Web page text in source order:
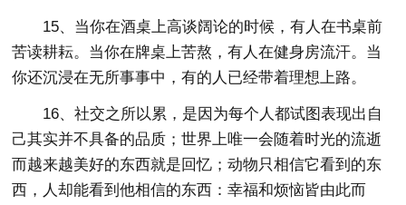
15、当你在酒桌上高谈阔论的时候，有人在书桌前
苦读耕耘。当你在牌桌上苦熬，有人在健身房流汗。当
你还沉浸在无所事事中，有的人已经带着理想上路。
16、社交之所以累，是因为每个人都试图表现出自
己其实并不具备的品质；世界上唯一会随着时光的流逝
而越来越美好的东西就是回忆；动物只相信它看到的东
西，人却能看到他相信的东西：幸福和烦恼皆由此而